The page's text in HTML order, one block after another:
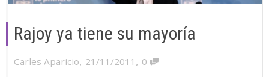
Rajoy ya tiene su mayoría
Carles Aparicio, 21/11/2011 , 0